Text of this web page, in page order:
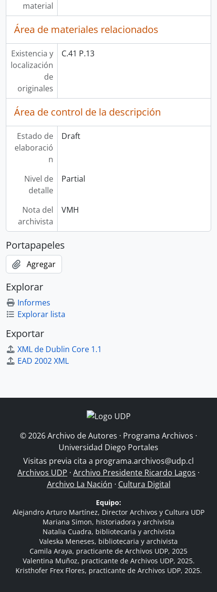
material
Área de materiales relacionados
Existencia y
localización
de
originales
C.41 P.13
Área de control de la descripción
Estado de
elaboració
n
Draft
Nivel de
detalle
Partial
Nota del
archivista
VMH
Portapapeles
Agregar
Explorar
Informes
Explorar lista
Exportar
XML de Dublin Core 1.1
EAD 2002 XML
© 2026 Archivo de Autores · Programa Archivos ·
Universidad Diego Portales
Visitas previa cita a programa.archivos@udp.cl
Archivos UDP · Archivo Presidente Ricardo Lagos ·
Archivo La Nación · Cultura Digital
Equipo:
Alejandro Arturo Martínez, Director Archivos y Cultura UDP
Mariana Simon, historiadora y archivista
Natalia Cuadra, bibliotecaria y archivista
Valeska Meneses, bibliotecaria y archivista
Camila Araya, practicante de Archivos UDP, 2025
Valentina Muñoz, practicante de Archivos UDP, 2025.
Kristhofer Frex Flores, practicante de Archivos UDP, 2025.